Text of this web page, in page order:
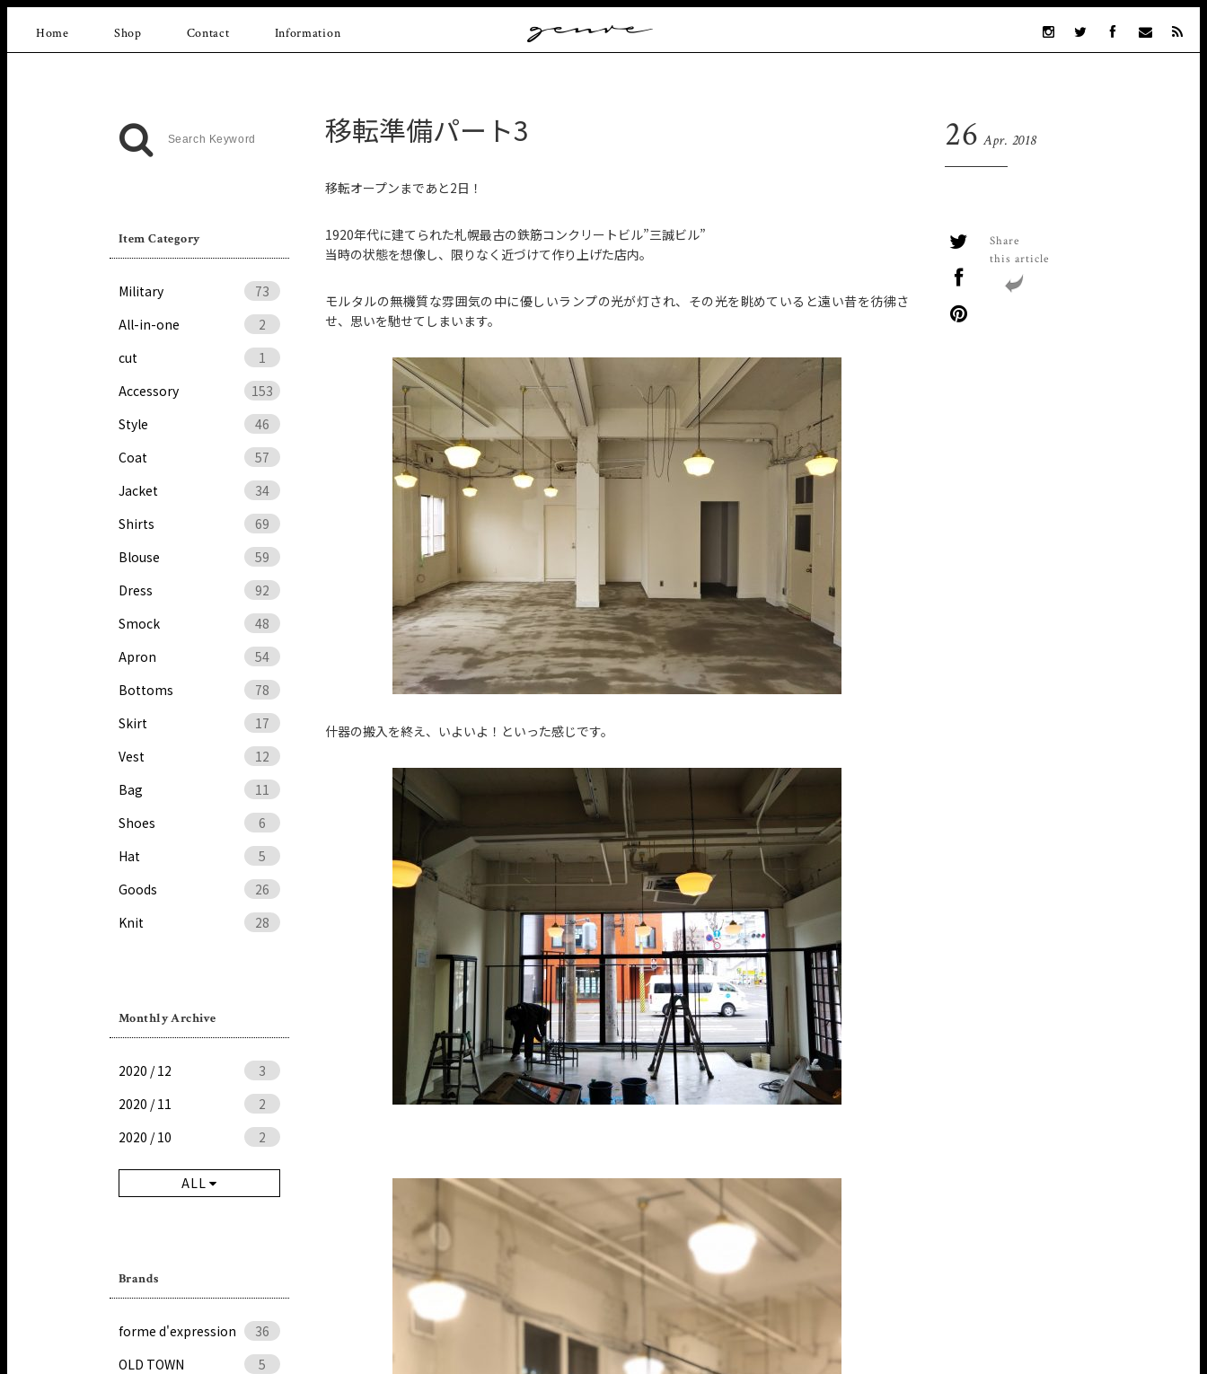
Vintage
Home Shop Contact Information
Item Category
Military
73
All-in-one
2
cut
1
Accessory
153
Style
46
Coat
57
Jacket
34
Shirts
69
Blouse
59
Dress
92
Smock
48
Apron
54
Bottoms
78
Skirt
17
Vest
12
Bag
11
Shoes
6
Hat
5
Goods
26
Knit
28
Monthly Archive
2020 / 12
3
2020 / 11
2
2020 / 10
2
ALL
Brands
forme d'expression
36
OLD TOWN
5
移転準備パート3 26 Apr. 2018
Share
this article
移転オープンまであと2日！
1920年代に建てられた札幌最古の鉄筋コンクリートビル”三誠ビル”
当時の状態を想像し、限りなく近づけて作り上げた店内。
モルタルの無機質な雰囲気の中に優しいランプの光が灯され、その光を眺めていると遠い昔を彷彿さ
せ、思いを馳せてしまいます。
什器の搬入を終え、いよいよ！といった感じです。